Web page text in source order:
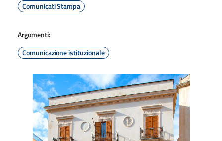
Comunicati Stampa
Argomenti:
Comunicazione istituzionale